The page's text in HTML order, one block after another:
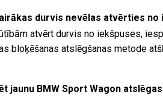
durvis nevēlas atvērties no
atvērt durvis no iekšpuses,
bloķēšanas atslēgšanas metode
jaunu BMW Sport Wagon